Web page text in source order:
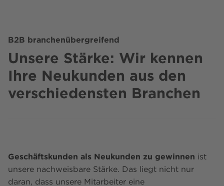
B2B branchenübergreifend
Unsere Stärke: Wir kennen
Ihre Neukunden aus den
verschiedensten Branchen
Geschäftskunden als Neukunden zu gewinnen ist
unsere nachweisbare Stärke. Das liegt nicht nur
daran, dass unsere Mitarbeiter eine